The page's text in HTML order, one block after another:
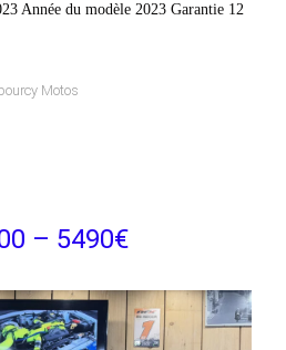
Année du modèle 2023 Garantie 12
Motos
– 5490€